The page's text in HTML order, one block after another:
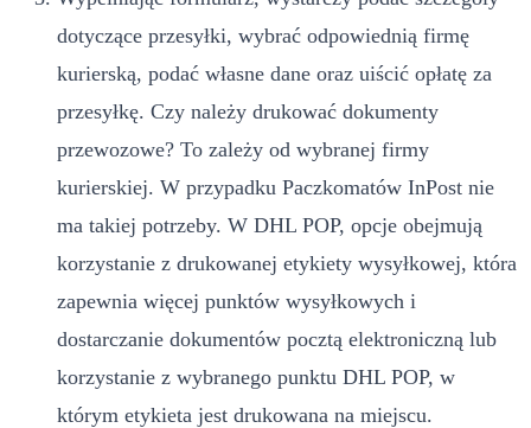
dotyczące przesyłki, wybrać odpowiednią firmę
kurierską, podać własne dane oraz uiścić opłatę za
przesyłkę. Czy należy drukować dokumenty
przewozowe? To zależy od wybranej firmy
kurierskiej. W przypadku Paczkomatów InPost nie
ma takiej potrzeby. W DHL POP, opcje obejmują
korzystanie z drukowanej etykiety wysyłkowej, która
zapewnia więcej punktów wysyłkowych i
dostarczanie dokumentów pocztą elektroniczną lub
korzystanie z wybranego punktu DHL POP, w
którym etykieta jest drukowana na miejscu.